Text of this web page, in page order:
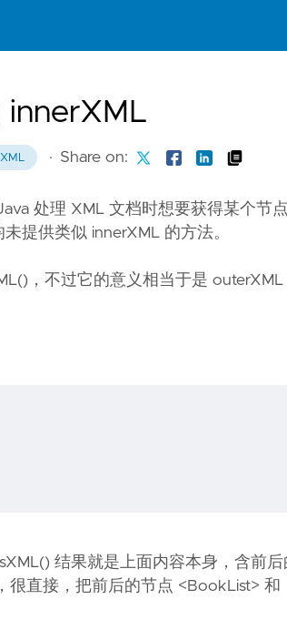
· Share on:
处理 XML 文档时想要获得某个节
提供类似 innerXML 的方法。
，不过它的意义相当于是 outerXML
结果就是上面内容本身，含前后
直接，把前后的节点 <BookList> 和